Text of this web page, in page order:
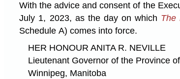
With the advice and consent of the
July 1, 2023, as the day on which The
Schedule A) comes into force.
HER HONOUR ANITA R. NEVILLE
Lieutenant Governor of the Province
Winnipeg, Manitoba